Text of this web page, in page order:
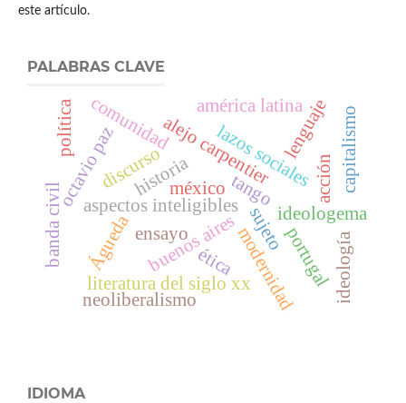
este artículo.
PALABRAS CLAVE
tango
aspectos inteligibles
buenos aires
lazos sociales
modernidad
sujeto
lenguaje
discurso
américa latina
literatura del siglo xx
ideologema
ensayo
alejo carpentier
octavio paz
banda civil Águeda portugal
méxico
historia
comunidad
acción
neoliberalismo
ética
política
ideología
capitalismo
IDIOMA